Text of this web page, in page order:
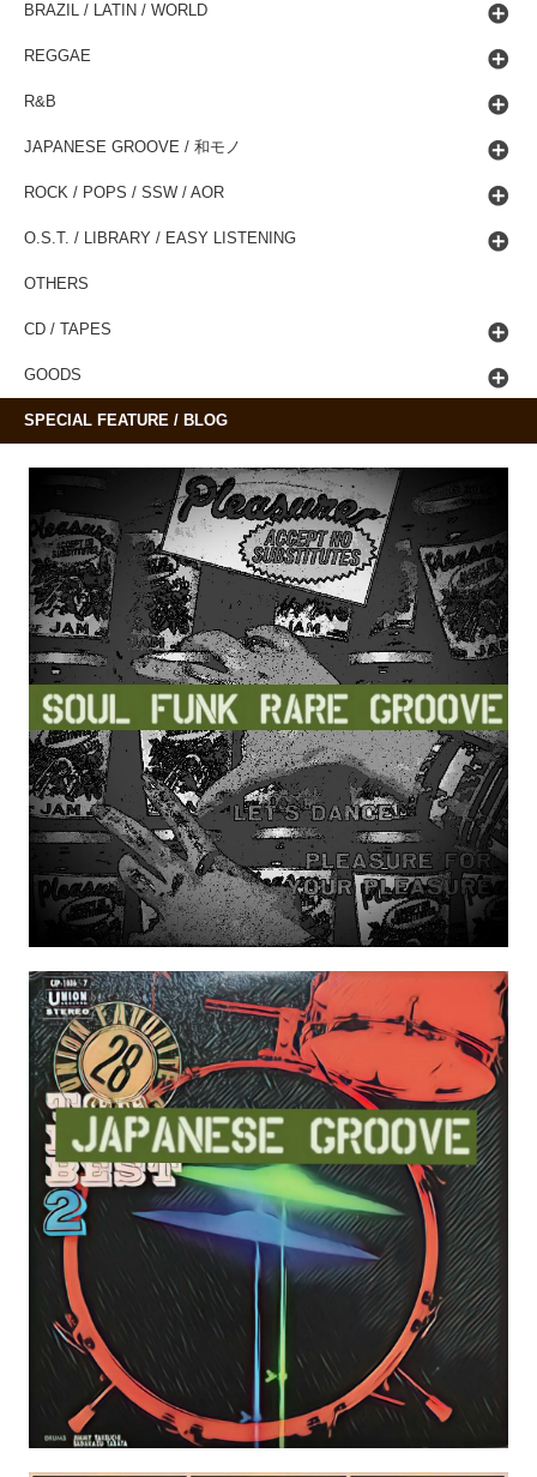
BRAZIL / LATIN / WORLD
REGGAE
R&B
JAPANESE GROOVE / 和モノ
ROCK / POPS / SSW / AOR
O.S.T. / LIBRARY / EASY LISTENING
OTHERS
CD / TAPES
GOODS
SPECIAL FEATURE / BLOG